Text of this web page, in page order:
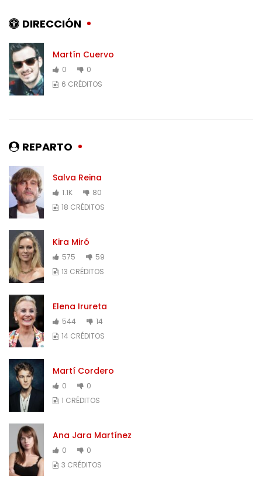
DIRECCIÓN
Martín Cuervo
0
0
6 CRÉDITOS
REPARTO
Salva Reina
1.1K
80
18 CRÉDITOS
Kira Miró
575
59
13 CRÉDITOS
Elena Irureta
544
14
14 CRÉDITOS
Martí Cordero
0
0
1 CRÉDITOS
Ana Jara Martínez
0
0
3 CRÉDITOS